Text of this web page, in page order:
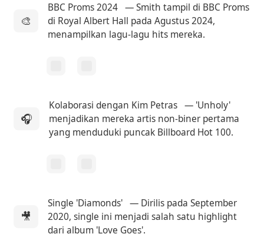
🎨
BBC Proms 2024 — Smith tampil di BBC Proms
di Royal Albert Hall pada Agustus 2024,
menampilkan lagu-lagu hits mereka.
🎧
Kolaborasi dengan Kim Petras — 'Unholy'
menjadikan mereka artis non-biner pertama
yang menduduki puncak Billboard Hot 100.
🎥
Single 'Diamonds' — Dirilis pada September
2020, single ini menjadi salah satu highlight
dari album 'Love Goes'.